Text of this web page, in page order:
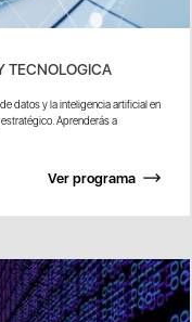
TECNOLOGICA
datos y la inteligencia artificial en
Aprenderás a
Ver programa